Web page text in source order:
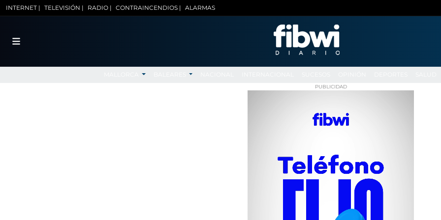
INTERNET | TELEVISIÓN | RADIO | CONTRAINCENDIOS | ALARMAS